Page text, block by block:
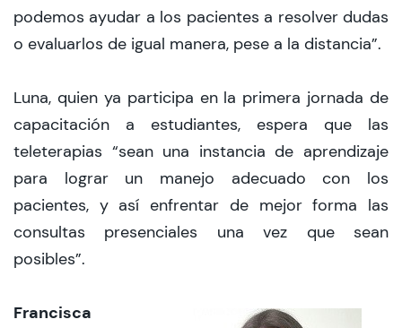
podemos ayudar a los pacientes a resolver dudas
o evaluarlos de igual manera, pese a la distancia”.
Luna, quien ya participa en la primera jornada de
capacitación a estudiantes, espera que las
teleterapias “sean una instancia de aprendizaje
para lograr un manejo adecuado con los
pacientes, y así enfrentar de mejor forma las
consultas presenciales una vez que sean
posibles”.
Francisca